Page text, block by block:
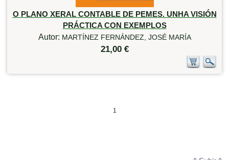
O PLANO XERAL CONTABLE DE PEMES. UNHA VISIÓN
PRÁCTICA CON EXEMPLOS
Autor: MARTÍNEZ FERNÁNDEZ, JOSÉ MARÍA
21,00 €
1